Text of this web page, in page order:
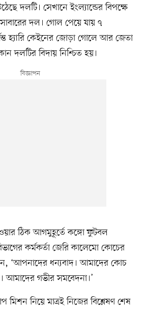
দলটি। সেখানে ইংল্যান্ডের বিপক্ষে
দল। গোল পেয়ে যায় ৭
হ্যারি কেইনের জোড়া গোলে আর জেতা
দলটির বিদায় নিশ্চিত হয়।
ঠিক আগমুহূর্তে কঙ্গো ফুটবল
কর্মকর্তা জেরি কালেমো কোচের
‘আপনাদের ধন্যবাদ। আমাদের কোচ
আমাদের গভীর সমবেদনা।’
মিশন নিয়ে মাত্রই নিজের বিশ্লেষণ শেষ